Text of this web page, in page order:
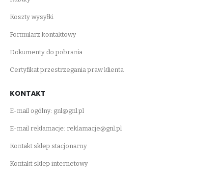
Koszty wysyłki
Formularz kontaktowy
Dokumenty do pobrania
Certyfikat przestrzegania praw klienta
KONTAKT
E-mail ogólny: gnl@gnl.pl
E-mail reklamacje: reklamacje@gnl.pl
Kontakt sklep stacjonarny
Kontakt sklep internetowy